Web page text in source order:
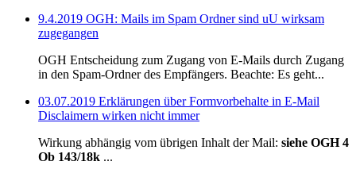
9.4.2019 OGH: Mails im Spam Ordner sind uU wirksam
zugegangen
OGH Entscheidung zum Zugang von E-Mails durch Zugang
in den Spam-Ordner des Empfängers. Beachte: Es geht...
03.07.2019 Erklärungen über Formvorbehalte in E-Mail
Disclaimern wirken nicht immer
Wirkung abhängig vom übrigen Inhalt der Mail: siehe OGH 4
Ob 143/18k ...